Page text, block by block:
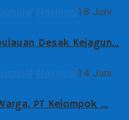
,
18 Juni
Desak Kejagun…
,
14 Juni
PT Kelompok …